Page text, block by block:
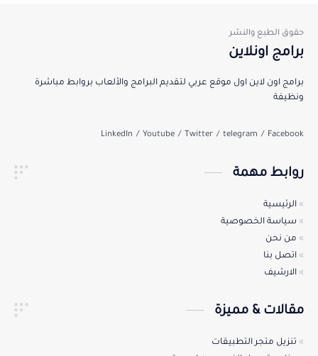
برامج اونلاين
برامج اون لاين اول موقع عربي لتقديم البرامج والألعاب بروابط مباشرة
ونظيفة
روابط مهمة
الرئيسية
سياسة الخصوصية
من نحن
اتصل بنا
الارشيف
مقالات & مميزة
تنزيل متجر التطبيقات